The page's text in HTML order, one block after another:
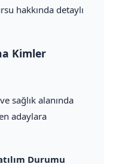
hakkında detaylı
Kimler
sağlık alanında
adaylara
Durumu